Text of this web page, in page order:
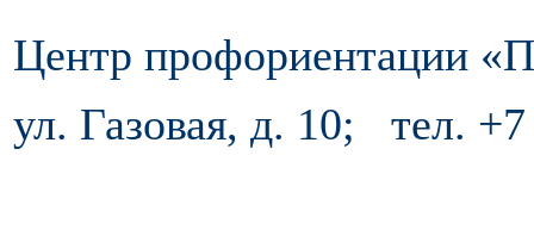
Центр профориентации
ул. Газовая, д. 10; тел.